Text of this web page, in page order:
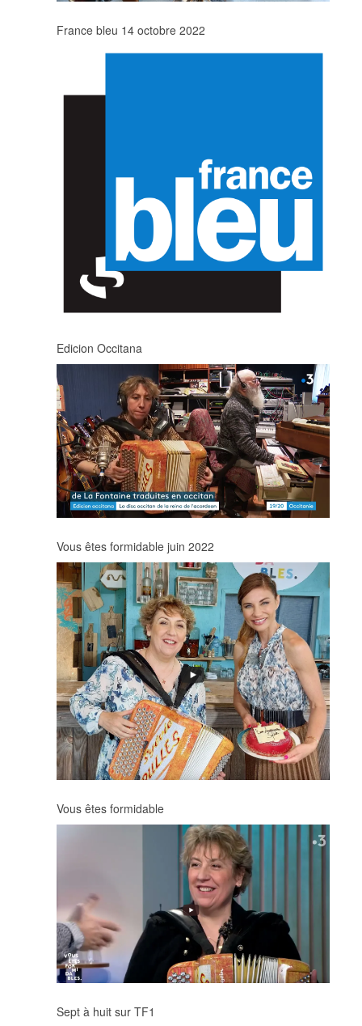
France bleu 14 octobre 2022
Edicion Occitana
Vous êtes formidable juin 2022
Vous êtes formidable
Sept à huit sur TF1